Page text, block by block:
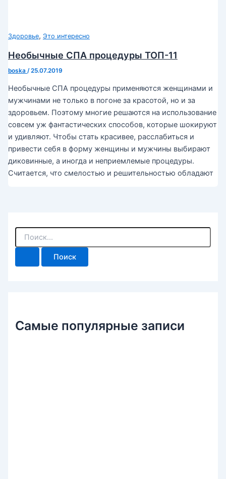
Здоровье, Это интересно
Необычные СПА процедуры ТОП-11
boska /25.07.2019
Необычные СПА процедуры применяются женщинами и
мужчинами не только в погоне за красотой, но и за
здоровьем. Поэтому многие решаются на использование
совсем уж фантастических способов, которые шокируют
и удивляют. Чтобы стать красивее, расслабиться и
привести себя в форму женщины и мужчины выбирают
диковинные, а иногда и неприемлемые процедуры.
Считается, что смелостью и решительностью обладают
П
и
Самые популярные записи